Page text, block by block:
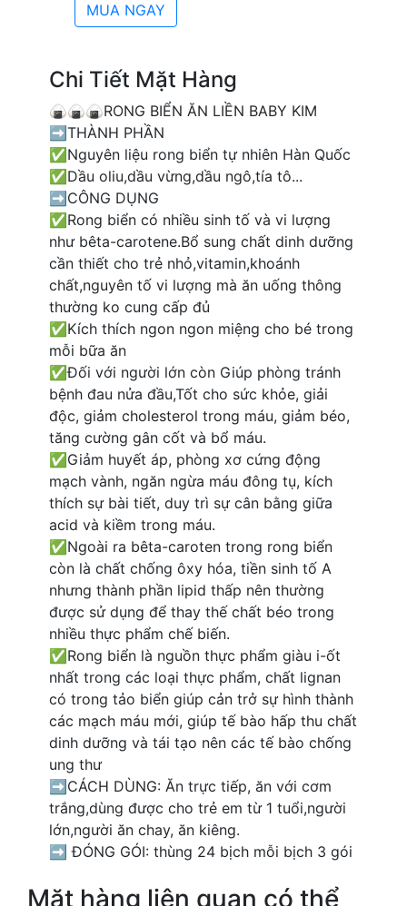
MUA NGAY
Chi Tiết Mặt Hàng
🍙🍙🍙RONG BIỂN ĂN LIỀN BABY KIM
➡️THÀNH PHẦN
✅Nguyên liệu rong biển tự nhiên Hàn Quốc
✅Dầu oliu,dầu vừng,dầu ngô,tía tô...
➡️CÔNG DỤNG
✅Rong biển có nhiều sinh tố và vi lượng
như bêta-carotene.Bổ sung chất dinh dưỡng
cần thiết cho trẻ nhỏ,vitamin,khoánh
chất,nguyên tố vi lượng mà ăn uống thông
thường ko cung cấp đủ
✅Kích thích ngon ngon miệng cho bé trong
mỗi bữa ăn
✅Đối với người lớn còn Giúp phòng tránh
bệnh đau nửa đầu,Tốt cho sức khỏe, giải
độc, giảm cholesterol trong máu, giảm béo,
tăng cường gân cốt và bổ máu.
✅Giảm huyết áp, phòng xơ cứng động
mạch vành, ngăn ngừa máu đông tụ, kích
thích sự bài tiết, duy trì sự cân bằng giữa
acid và kiềm trong máu.
✅Ngoài ra bêta-caroten trong rong biển
còn là chất chống ôxy hóa, tiền sinh tố A
nhưng thành phần lipid thấp nên thường
được sử dụng để thay thế chất béo trong
nhiều thực phẩm chế biến.
✅Rong biển là nguồn thực phẩm giàu i-ốt
nhất trong các loại thực phẩm, chất lignan
có trong tảo biển giúp cản trở sự hình thành
các mạch máu mới, giúp tế bào hấp thu chất
dinh dưỡng và tái tạo nên các tế bào chống
ung thư
➡️CÁCH DÙNG: Ăn trực tiếp, ăn với cơm
trắng,dùng được cho trẻ em từ 1 tuổi,người
lớn,người ăn chay, ăn kiêng.
➡️ ĐÓNG GÓI: thùng 24 bịch mỗi bịch 3 gói
Mặt hàng liên quan có thể